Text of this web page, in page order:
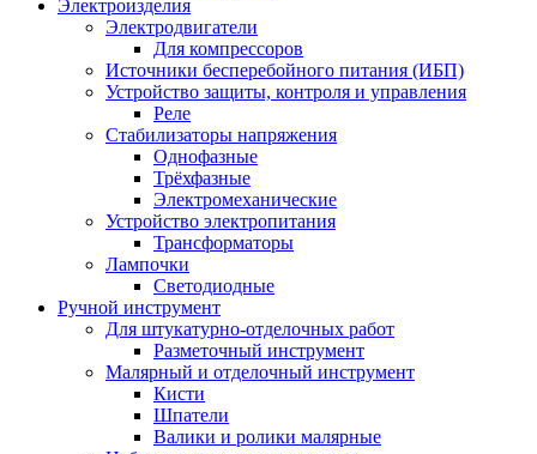
Электроизделия
Электродвигатели
Для компрессоров
Источники бесперебойного питания (ИБП)
Устройство защиты, контроля и управления
Реле
Стабилизаторы напряжения
Однофазные
Трёхфазные
Электромеханические
Устройство электропитания
Трансформаторы
Лампочки
Светодиодные
Ручной инструмент
Для штукатурно-отделочных работ
Разметочный инструмент
Малярный и отделочный инструмент
Кисти
Шпатели
Валики и ролики малярные